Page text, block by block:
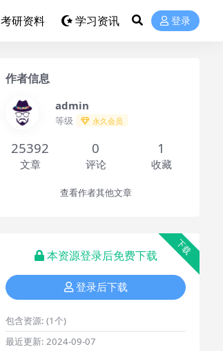
考研资料 学习资讯 登录
作者信息
admin
等级 永久会员
25392
文章
0
评论
1
收藏
查看作者其他文章
下载
本资源登录后免费下载
登录后下载
包含资源: (1个)
最近更新: 2024-09-07